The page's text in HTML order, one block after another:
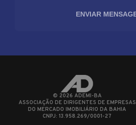
© 2026 ADEMI-BA
ASSOCIAÇÃO DE DIRIGENTES DE EMPRESAS
DO MERCADO IMOBILIÁRIO DA BAHIA
CNPJ: 13.958.269/0001-27